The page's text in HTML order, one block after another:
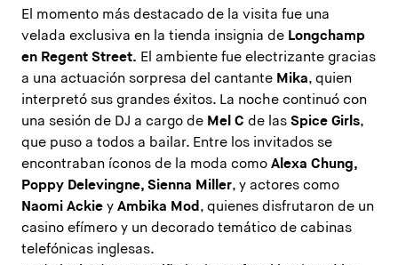
El momento más destacado de la visita fue una
velada exclusiva en la tienda insignia de Longchamp
en Regent Street. El ambiente fue electrizante gracias
a una actuación sorpresa del cantante Mika, quien
interpretó sus grandes éxitos. La noche continuó con
una sesión de DJ a cargo de Mel C de las Spice Girls,
que puso a todos a bailar. Entre los invitados se
encontraban íconos de la moda como Alexa Chung,
Poppy Delevingne, Sienna Miller, y actores como
Naomi Ackie y Ambika Mod , quienes disfrutaron de un
casino efímero y un decorado temático de cabinas
telefónicas inglesas.